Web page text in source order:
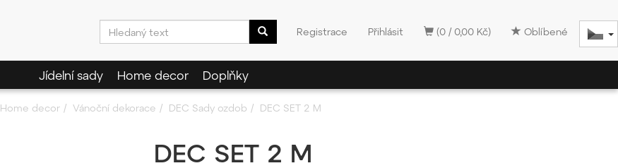
(0 / 0,00 Kč) Oblíbené
Registrace Přihlásit
Jídelní sady Home decor Doplňky
Home decor Vánoční dekorace DEC Sady ozdob DEC SET 2 M
DEC SET 2 M